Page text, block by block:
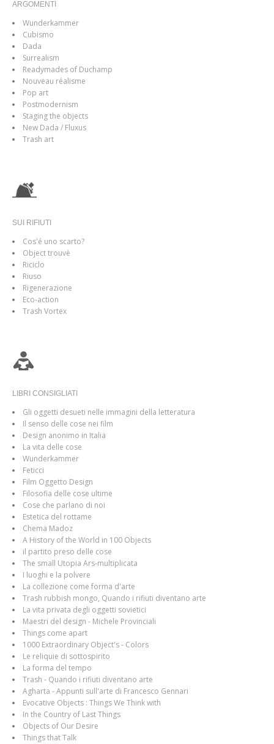
ARGOMENTI
Wunderkammer
Cubismo
Dada
Surrealism
Readymades of Duchamp
Nouveau réalisme
Pop art
Postmodernism
Staging the objects
New Dada / Fluxus
Trash art
SUI RIFIUTI
Cos'é uno scarto?
Object trouvè
Riciclo
Riuso
Rigenerazione
Eco-action
Trash Vortex
LIBRI CONSIGLIATI
Gli oggetti desueti nelle immagini della letteratura
Il senso delle cose nei film
Design anonimo in Italia
La vita delle cose
Wunderkammer
Feticci
Film Oggetto Design
Filosofia delle cose ultime
Cose che parlano di noi
Estetica del rottame
Chema Madoz
A History of the World in 100 Objects
il partito preso delle cose
The small Utopia Ars-multiplicata
I luoghi e la polvere
La collezione come forma d'arte
Trash rubbish mongo, Quando i rifiuti diventano arte
La vita privata degli oggetti sovietici
Maestri del design - Michele Provinciali
Things come apart
1000 Extraordinary Object's - Colors
Le reliquie di sottospirito
La forma del tempo
Trash - Quando i rifiuti diventano arte
Agharta - Appunti sull'arte di Francesco Gennari
Evocative Objects : Things We Think with
In the Country of Last Things
Objects of Our Desire
Things that Talk